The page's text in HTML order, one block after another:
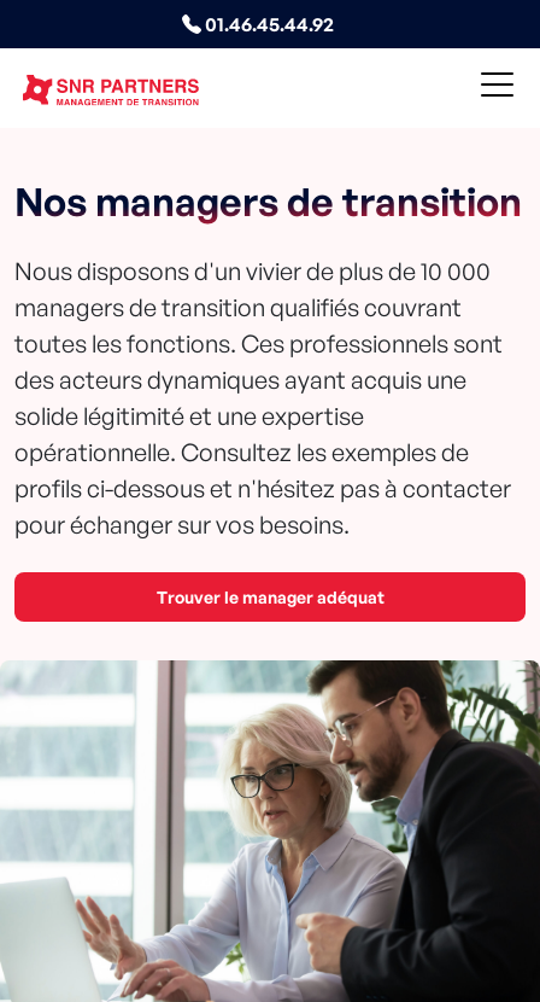
01.46.45.44.92
Nos managers de transition
Nous disposons d'un vivier de plus de 10 000
managers de transition qualifiés couvrant
toutes les fonctions. Ces professionnels sont
des acteurs dynamiques ayant acquis une
solide légitimité et une expertise
opérationnelle. Consultez les exemples de
profils ci-dessous et n'hésitez pas à contacter
pour échanger sur vos besoins.
Trouver le manager adéquat